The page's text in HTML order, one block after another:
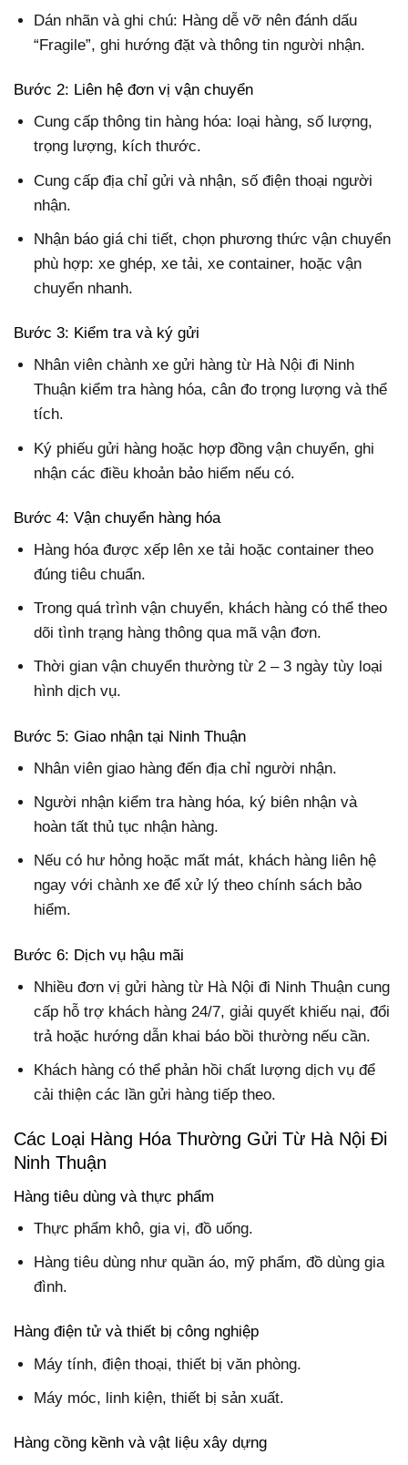
Dán nhãn và ghi chú: Hàng dễ vỡ nên đánh dấu
“Fragile”, ghi hướng đặt và thông tin người nhận.
Bước 2: Liên hệ đơn vị vận chuyển
Cung cấp thông tin hàng hóa: loại hàng, số lượng,
trọng lượng, kích thước.
Cung cấp địa chỉ gửi và nhận, số điện thoại người
nhận.
Nhận báo giá chi tiết, chọn phương thức vận chuyển
phù hợp: xe ghép, xe tải, xe container, hoặc vận
chuyển nhanh.
Bước 3: Kiểm tra và ký gửi
Nhân viên chành xe gửi hàng từ Hà Nội đi Ninh
Thuận kiểm tra hàng hóa, cân đo trọng lượng và thể
tích.
Ký phiếu gửi hàng hoặc hợp đồng vận chuyển, ghi
nhận các điều khoản bảo hiểm nếu có.
Bước 4: Vận chuyển hàng hóa
Hàng hóa được xếp lên xe tải hoặc container theo
đúng tiêu chuẩn.
Trong quá trình vận chuyển, khách hàng có thể theo
dõi tình trạng hàng thông qua mã vận đơn.
Thời gian vận chuyển thường từ 2 – 3 ngày tùy loại
hình dịch vụ.
Bước 5: Giao nhận tại Ninh Thuận
Nhân viên giao hàng đến địa chỉ người nhận.
Người nhận kiểm tra hàng hóa, ký biên nhận và
hoàn tất thủ tục nhận hàng.
Nếu có hư hỏng hoặc mất mát, khách hàng liên hệ
ngay với chành xe để xử lý theo chính sách bảo
hiểm.
Bước 6: Dịch vụ hậu mãi
Nhiều đơn vị gửi hàng từ Hà Nội đi Ninh Thuận cung
cấp hỗ trợ khách hàng 24/7, giải quyết khiếu nại, đổi
trả hoặc hướng dẫn khai báo bồi thường nếu cần.
Khách hàng có thể phản hồi chất lượng dịch vụ để
cải thiện các lần gửi hàng tiếp theo.
Các Loại Hàng Hóa Thường Gửi Từ Hà Nội Đi
Ninh Thuận
Hàng tiêu dùng và thực phẩm
Thực phẩm khô, gia vị, đồ uống.
Hàng tiêu dùng như quần áo, mỹ phẩm, đồ dùng gia
đình.
Hàng điện tử và thiết bị công nghiệp
Máy tính, điện thoại, thiết bị văn phòng.
Máy móc, linh kiện, thiết bị sản xuất.
Hàng cồng kềnh và vật liệu xây dựng